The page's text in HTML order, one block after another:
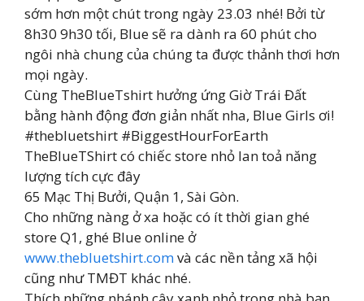
sớm hơn một chút trong ngày 23.03 nhé! Bởi từ
8h30 9h30 tối, Blue sẽ ra dành ra 60 phút cho
ngôi nhà chung của chúng ta được thảnh thơi hơn
mọi ngày.
Cùng TheBlueTshirt hưởng ứng Giờ Trái Đất
bằng hành động đơn giản nhất nha, Blue Girls ơi!
#thebluetshirt #BiggestHourForEarth
TheBlueTShirt có chiếc store nhỏ lan toả năng
lượng tích cực đây
65 Mạc Thị Bưởi, Quận 1, Sài Gòn.
Cho những nàng ở xa hoặc có ít thời gian ghé
store Q1, ghé Blue online ở
www.thebluetshirt.comvà các nền tảng xã hội
cũng như TMĐT khác nhé.